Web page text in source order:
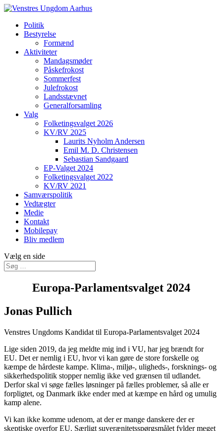
Politik
Bestyrelse
Formænd
Aktiviteter
Mandagsmøder
Påskefrokost
Sommerfest
Julefrokost
Landsstævnet
Generalforsamling
Valg
Folketingsvalget 2026
KV/RV 2025
Laurits Nyholm Andersen
Emil M. D. Christensen
Sebastian Sandgaard
EP-Valget 2024
Folketingsvalget 2022
KV/RV 2021
Samværspolitik
Vedtægter
Medie
Kontakt
Mobilepay
Bliv medlem
Vælg en side
Europa-Parlamentsvalget 2024
Jonas Pullich
Venstres Ungdoms Kandidat til Europa-Parlamentsvalget 2024
Lige siden 2019, da jeg meldte mig ind i VU, har jeg brændt for
EU. Det er nemlig i EU, hvor vi kan gøre de store forskelle og
kæmpe de hårdeste kampe. Klima-, miljø-, uligheds-, forsknings- og
sikkerhedspolitik stopper nemlig ikke ved grænsen til udlandet.
Derfor skal vi søge fælles løsninger på fælles problemer, så alle er
forpligtet, og Danmark ikke ender med at kæmpe en hård og umulig
kamp alene.
Vi kan ikke komme udenom, at der er mange danskere der er
skeptiske overfor EU. Særligt suverænitetsspørgsmålet fylder meget